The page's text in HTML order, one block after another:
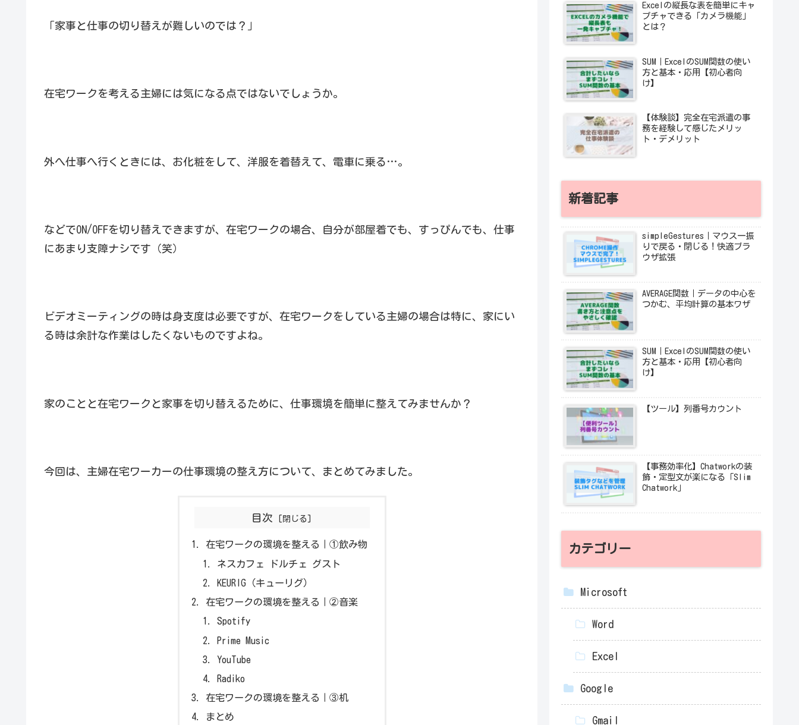
「家事と仕事の切り替えが難しいのでは？」
在宅ワークを考える主婦には気になる点ではないでしょうか。
外へ仕事へ行くときには、お化粧をして、洋服を着替えて、電車に乗る…。
などでON/OFFを切り替えできますが、在宅ワークの場合、自分が部屋着でも、すっぴんでも、仕事
にあまり支障ナシです（笑）
ビデオミーティングの時は身支度は必要ですが、在宅ワークをしている主婦の場合は特に、家にい
る時は余計な作業はしたくないものですよね。
家のことと在宅ワークと家事を切り替えるために、仕事環境を簡単に整えてみませんか？
今回は、主婦在宅ワーカーの仕事環境の整え方について、まとめてみました。
目次
在宅ワークの環境を整える｜①飲み物
ネスカフェ ドルチェ グスト
KEURIG（キューリグ）
在宅ワークの環境を整える｜②音楽
Spotify
Prime Music
YouTube
Radiko
在宅ワークの環境を整える｜③机
まとめ
Excelの縦長な表を簡単にキャ
プチャできる「カメラ機能」
とは？
SUM｜ExcelのSUM関数の使い
方と基本・応用【初心者向
け】
【体験談】完全在宅派遣の事
務を経験して感じたメリッ
ト・デメリット
新着記事
simpleGestures｜マウス一振
りで戻る・閉じる！快適ブラ
ウザ拡張
AVERAGE関数｜データの中心を
つかむ、平均計算の基本ワザ
SUM｜ExcelのSUM関数の使い
方と基本・応用【初心者向
け】
【ツール】列番号カウント
【事務効率化】Chatworkの装
飾・定型文が楽になる「Slim
Chatwork」
カテゴリー
Microsoft
Word
Excel
Google
Gmail